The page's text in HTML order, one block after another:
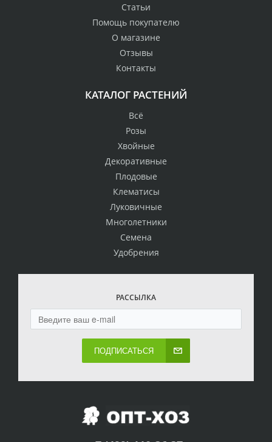
Статьи
Помощь покупателю
О магазине
Отзывы
Контакты
КАТАЛОГ РАСТЕНИЙ
Всё
Розы
Хвойные
Декоративные
Плодовые
Клематисы
Луковичные
Многолетники
Семена
Удобрения
РАССЫЛКА
ПОДПИСАТЬСЯ